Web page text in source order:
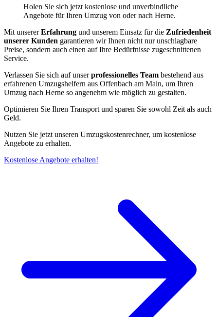
Holen Sie sich jetzt kostenlose und unverbindliche
Angebote für Ihren Umzug von oder nach Herne.
Mit unsererErfahrung und unserem Einsatz für die Zufriedenheit
unserer Kunden garantieren wir Ihnen nicht nur unschlagbare
Preise, sondern auch einen auf Ihre Bedürfnisse zugeschnittenen
Service.
Verlassen Sie sich auf unserprofessionelles Team bestehend aus
erfahrenen Umzugshelfern aus Offenbach am Main, um Ihren
Umzug nach Herne so angenehm wie möglich zu gestalten.
Optimieren Sie Ihren Transport und sparen Sie sowohl Zeit als auch
Geld.
Nutzen Sie jetzt unseren Umzugskostenrechner, um kostenlose
Angebote zu erhalten.
Kostenlose Angebote erhalten!